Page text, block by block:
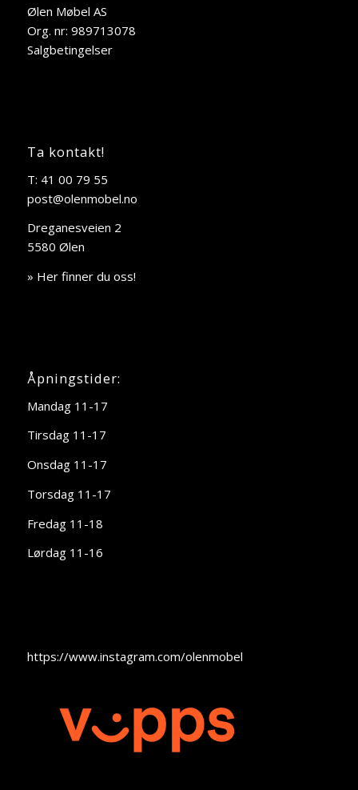
Ølen Møbel AS
Org. nr: 989713078
Salgbetingelser
Ta kontakt!
T: 41 00 79 55
post@olenmobel.no
Dreganesveien 2
5580 Ølen
» Her finner du oss!
Åpningstider:
Mandag 11-17
Tirsdag 11-17
Onsdag 11-17
Torsdag 11-17
Fredag 11-18
Lørdag 11-16
https://www.instagram.com/olenmobel